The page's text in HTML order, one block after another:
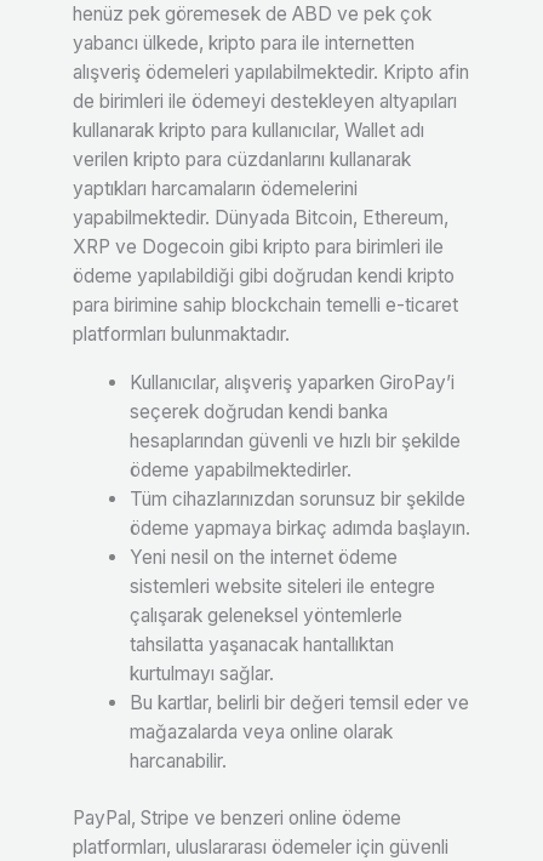
henüz pek göremesek de ABD ve pek çok
yabancı ülkede, kripto para ile internetten
alışveriş ödemeleri yapılabilmektedir. Kripto afin
de birimleri ile ödemeyi destekleyen altyapıları
kullanarak kripto para kullanıcılar, Wallet adı
verilen kripto para cüzdanlarını kullanarak
yaptıkları harcamaların ödemelerini
yapabilmektedir. Dünyada Bitcoin, Ethereum,
XRP ve Dogecoin gibi kripto para birimleri ile
ödeme yapılabildiği gibi doğrudan kendi kripto
para birimine sahip blockchain temelli e-ticaret
platformları bulunmaktadır.
Kullanıcılar, alışveriş yaparken GiroPay’i
seçerek doğrudan kendi banka
hesaplarından güvenli ve hızlı bir şekilde
ödeme yapabilmektedirler.
Tüm cihazlarınızdan sorunsuz bir şekilde
ödeme yapmaya birkaç adımda başlayın.
Yeni nesil on the internet ödeme
sistemleri website siteleri ile entegre
çalışarak geleneksel yöntemlerle
tahsilatta yaşanacak hantallıktan
kurtulmayı sağlar.
Bu kartlar, belirli bir değeri temsil eder ve
mağazalarda veya online olarak
harcanabilir.
PayPal, Stripe ve benzeri online ödeme
platformları, uluslararası ödemeler için güvenli